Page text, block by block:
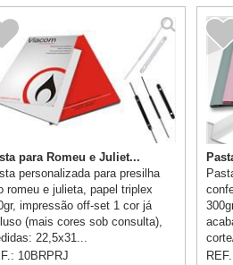
para Romeu e Juliet...
personalizada para presilha
romeu e julieta, papel triplex
impressão off-set 1 cor já
(mais cores sob consulta),
22,5x31...
10BRPRJ